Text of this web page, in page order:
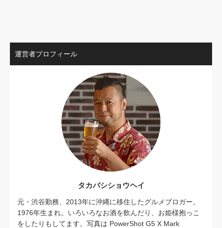
運営者プロフィール
タカバシショウヘイ
元・渋谷勤務、2013年に沖縄に移住したグルメブロガー。
1976年生まれ。いろいろなお酒を飲んだり、お姫様抱っこ
をしたりもしてます。写真は PowerShot G5 X Mark